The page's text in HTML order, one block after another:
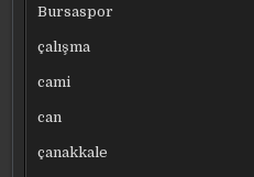
Bursaspor
çalışma
cami
can
çanakkale